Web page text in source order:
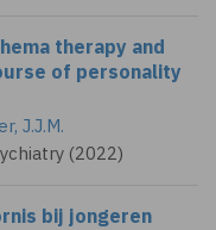
therapy and
of personality
J.J.M.
(2022)
bij jongeren